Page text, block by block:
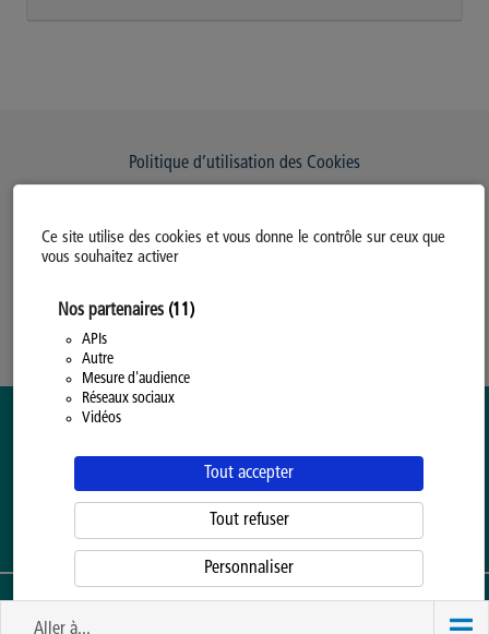
Ce site utilise des cookies et vous donne le contrôle sur ceux que
vous souhaitez activer
Nos partenaires (11)
APIs
Autre
Mesure d'audience
Réseaux sociaux
Vidéos
Tout accepter
Tout refuser
Personnaliser
Aller à...
Politique d’utilisation des Cookies
Politique Générale de Confidentialité
ENSEIGNEMENT SUPÉRIEUR ORGANISÉ PAR LAPROVINCE DE HAINAUT